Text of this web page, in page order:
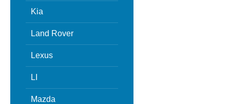
Kia
Land Rover
Lexus
LI
Mazda